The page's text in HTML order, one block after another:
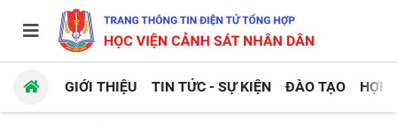
GIỚI THIỆU TIN TỨC - SỰ KIỆN ĐÀO TẠO HỢP